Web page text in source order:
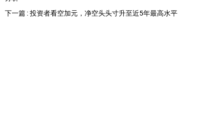
下一篇 : 投资者看空加元，净空头头寸升至近5年最高水平